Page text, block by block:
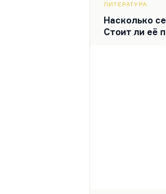
проводил в
любимом
ровно с теми
час ехать, а
ЛИТЕРАТУРА
Насколько
Стоит ли её